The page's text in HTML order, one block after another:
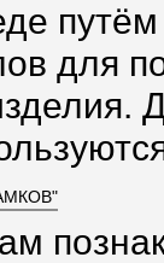
для